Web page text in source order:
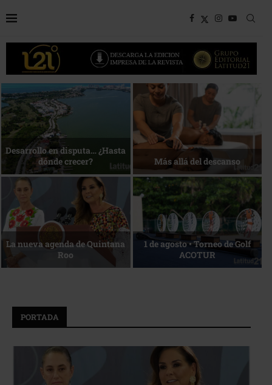
Bottega, un viaje servido a la
mesa
Energía que Impulsa la
competitividad
Reconocimiento de viajeros La esencia del servicio
PORTADA